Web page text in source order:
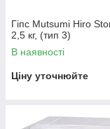
Гіпс Mutsumi Hiro
2,5 кг, (тип 3)
В наявності
Ціну уточнюйте